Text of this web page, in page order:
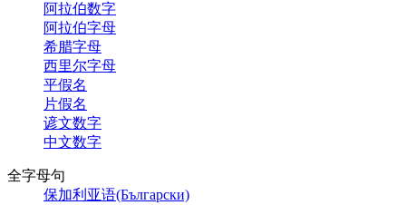
阿拉伯数字
阿拉伯字母
希腊字母
西里尔字母
平假名
片假名
谚文数字
中文数字
全字母句
保加利亚语(Български)